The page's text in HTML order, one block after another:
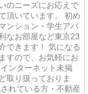
のニーズにお応えで
頂いています。 初め
ンション・学生アパ
なお部屋など東京23
できます！ 気になる
すので、お気軽にお
ンターネット未掲
取り扱っておりま
れている方・不動産